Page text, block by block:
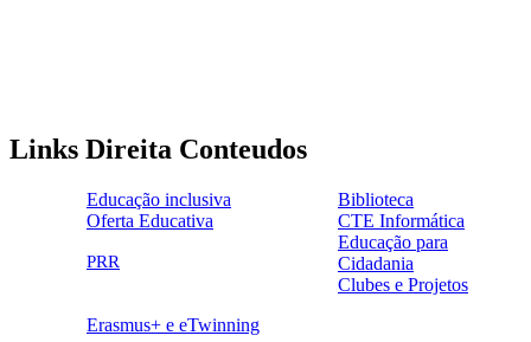
Links Direita Conteudos
ensinoinclusivo.png
Educação inclusiva
link1.png
Biblioteca
oferta_edu.png
Oferta Educativa
cte2.png
CTE Informática
selo_importancia_estrategica.png
PRR
logo_epc_2.png
Educação para
Cidadania
Clubes e Projetos
Erasmus+ e eTwinning